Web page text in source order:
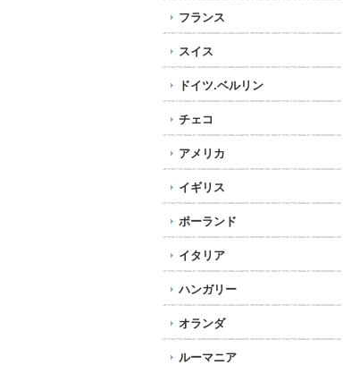
フランス
スイス
ドイツ.ベルリン
チェコ
アメリカ
イギリス
ポーランド
イタリア
ハンガリー
オランダ
ルーマニア